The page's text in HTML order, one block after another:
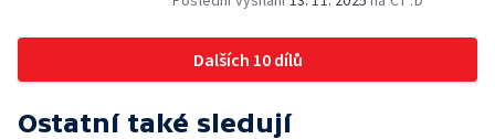
Dalších 10 dílů
Ostatní také sledují